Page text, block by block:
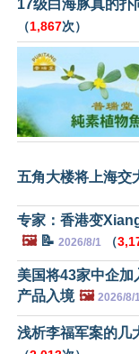
17级白海豚真的
（1,867次）
五角大楼将上海交
专家：香港变
🖼️📝 2026/8/1 （
美国将43家中企加
产品入境 🖼️ 2026/8/1
浅析李福军案的几